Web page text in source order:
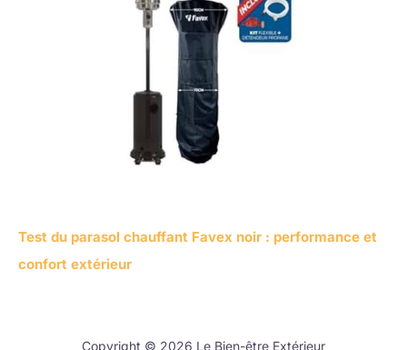
Test du parasol chauffant Favex noir : performance et
confort extérieur
Copyright © 2026 Le Bien-être Extérieur